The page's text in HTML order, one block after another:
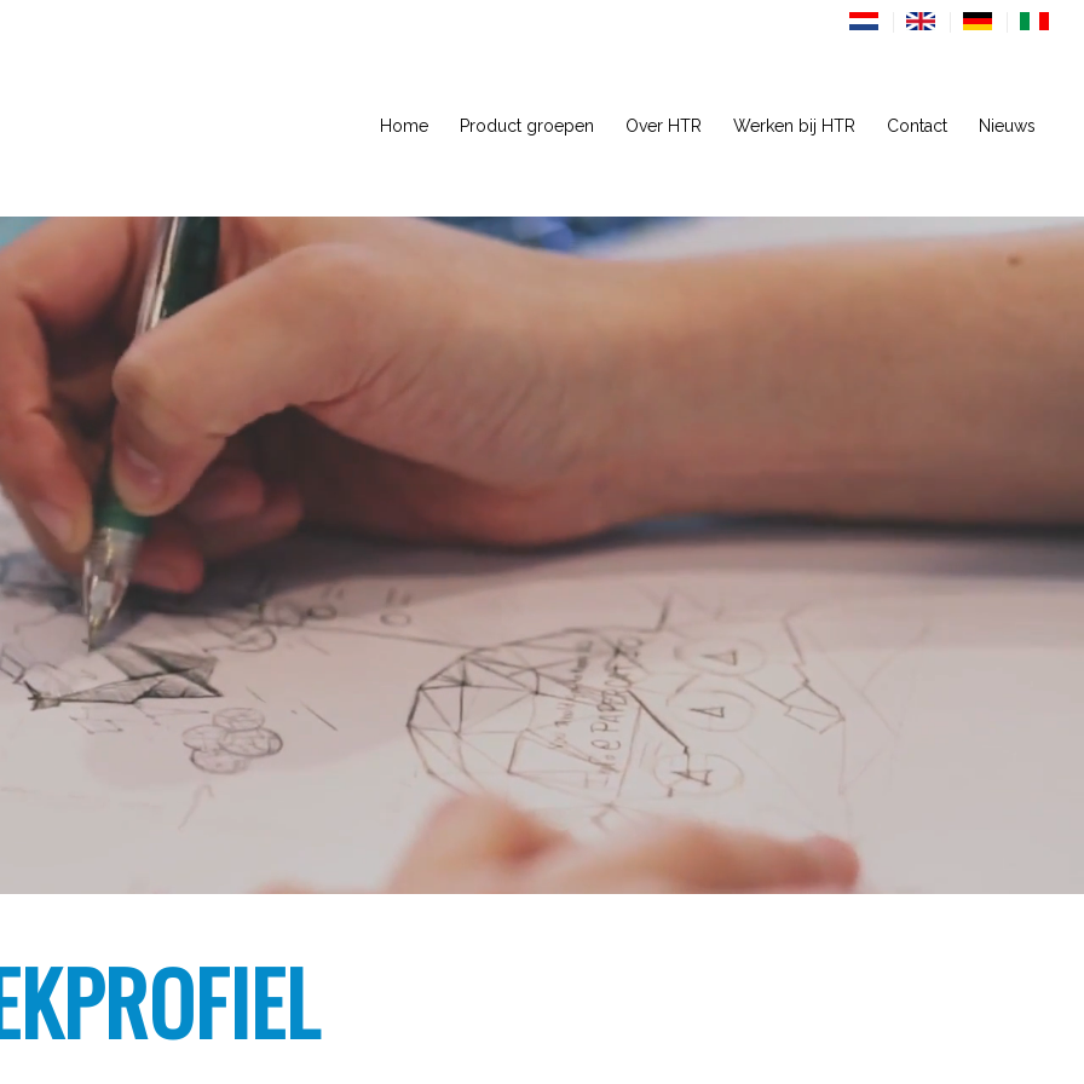
Home Product groepen Over HTR Werken bij HTR Contact Nieuws